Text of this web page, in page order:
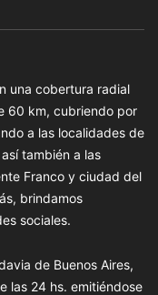
una cobertura radial
60 km, cubriendo por
a las localidades de
también a las
Franco y ciudad del
brindamos
sociales.
de Buenos Aires,
las 24 hs. emitiéndose